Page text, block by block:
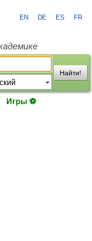
EN DE ES FR
Найти!
Игры ⚽